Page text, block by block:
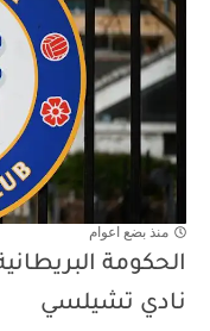
منذ بضع اعوام
الحكومة
نادي تشيلسي